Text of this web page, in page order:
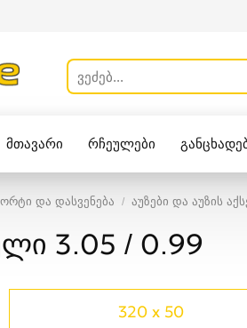
მთავარი რჩეულები
და დასვენება აუზები და აუზის
3.05 / 0.99
320 x 50